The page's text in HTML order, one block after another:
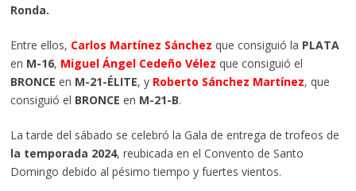
Ronda.
Entre ellos, Carlos Martínez Sánchez que consiguió la PLATA
en M-16, Miguel Ángel Cedeño Vélez que consiguió el
BRONCE en M-21-ÉLITE, y Roberto Sánchez Martínez, que
consiguió el BRONCE en M-21-B.
La tarde del sábado se celebró la Gala de entrega de trofeos de
la temporada 2024, reubicada en el Convento de Santo
Domingo debido al pésimo tiempo y fuertes vientos.